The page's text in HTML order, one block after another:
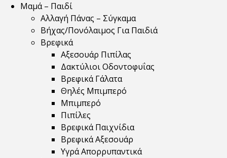
Μαμά – Παιδί
Αλλαγή Πάνας – Σύγκαμα
Βήχας/Πονόλαιμος Για Παιδιά
Βρεφικά
Αξεσουάρ Πιπίλας
Δακτύλιοι Οδοντοφυΐας
Βρεφικά Γάλατα
Θηλές Μπιμπερό
Μπιμπερό
Πιπίλες
Βρεφικά Παιχνίδια
Βρεφικά Αξεσουάρ
Υγρά Απορρυπαντικά